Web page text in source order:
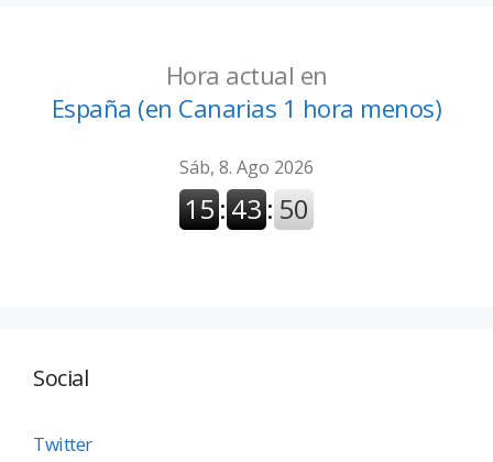
Hora actual en
España (en Canarias 1 hora menos)
Social
Twitter